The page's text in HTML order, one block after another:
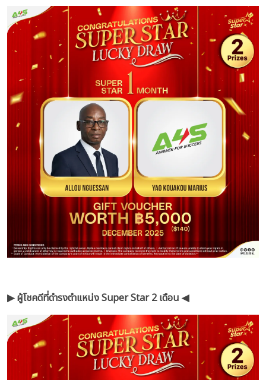
▶︎ ผู้โชคดีที่ดำรงตำแหน่ง Super Star 2 เดือน ◀︎